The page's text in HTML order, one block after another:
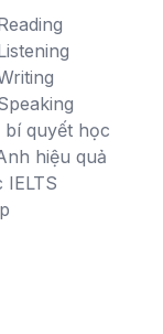
bí quyết học
hiệu quả
IELTS